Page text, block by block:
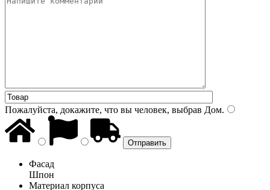
Пожалуйста, докажите, что вы человек, выбрав Дом.
Фасад
Шпон
Материал корпуса